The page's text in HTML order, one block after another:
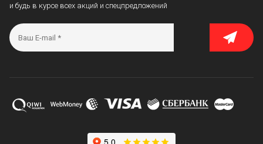
и будь в курсе всех акций и спецпредложений